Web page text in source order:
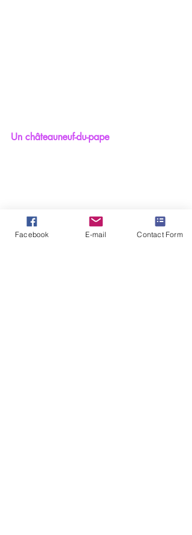
Un châteauneuf-du-pape
Facebook E-mail Contact Form